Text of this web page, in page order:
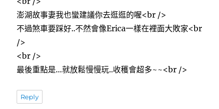
澎湖故事妻我也蠻建議你去逛逛的喔<br />
不過煞車要踩好..不然會像Erica一樣在裡面大敗家<br
/>
<br />
最後重點是…就放鬆慢慢玩..收穫會超多~~<br />
Reply